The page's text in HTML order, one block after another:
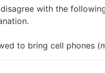
with the
to bring cell phones